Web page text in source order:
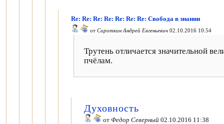
Re: Re: Re: Re: Re: Re: Re: Свобода в знании
от Сироткин Андрей Евгеньевич 02.10.2016 10:54
Трутень отличается значительной
пчёлам.
Духовность
от Федор Северный 02.10.2016 11:38